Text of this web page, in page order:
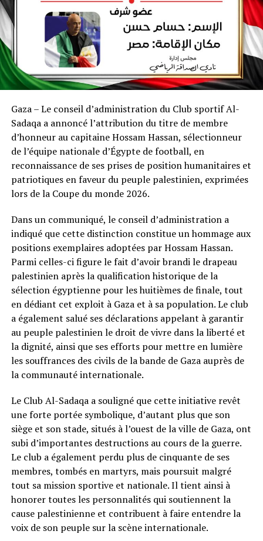
Gaza – Le conseil d’administration du Club sportif Al-
Sadaqa a annoncé l’attribution du titre de membre
d’honneur au capitaine Hossam Hassan, sélectionneur
de l’équipe nationale d’Égypte de football, en
reconnaissance de ses prises de position humanitaires et
patriotiques en faveur du peuple palestinien, exprimées
lors de la Coupe du monde 2026.
Dans un communiqué, le conseil d’administration a
indiqué que cette distinction constitue un hommage aux
positions exemplaires adoptées par Hossam Hassan.
Parmi celles-ci figure le fait d’avoir brandi le drapeau
palestinien après la qualification historique de la
sélection égyptienne pour les huitièmes de finale, tout
en dédiant cet exploit à Gaza et à sa population. Le club
a également salué ses déclarations appelant à garantir
au peuple palestinien le droit de vivre dans la liberté et
la dignité, ainsi que ses efforts pour mettre en lumière
les souffrances des civils de la bande de Gaza auprès de
la communauté internationale.
Le Club Al-Sadaqa a souligné que cette initiative revêt
une forte portée symbolique, d’autant plus que son
siège et son stade, situés à l’ouest de la ville de Gaza, ont
subi d’importantes destructions au cours de la guerre.
Le club a également perdu plus de cinquante de ses
membres, tombés en martyrs, mais poursuit malgré
tout sa mission sportive et nationale. Il tient ainsi à
honorer toutes les personnalités qui soutiennent la
cause palestinienne et contribuent à faire entendre la
voix de son peuple sur la scène internationale.